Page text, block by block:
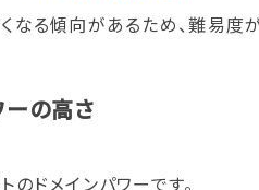
なる傾向があるため、難易度
の高さ
ドメインパワーです。